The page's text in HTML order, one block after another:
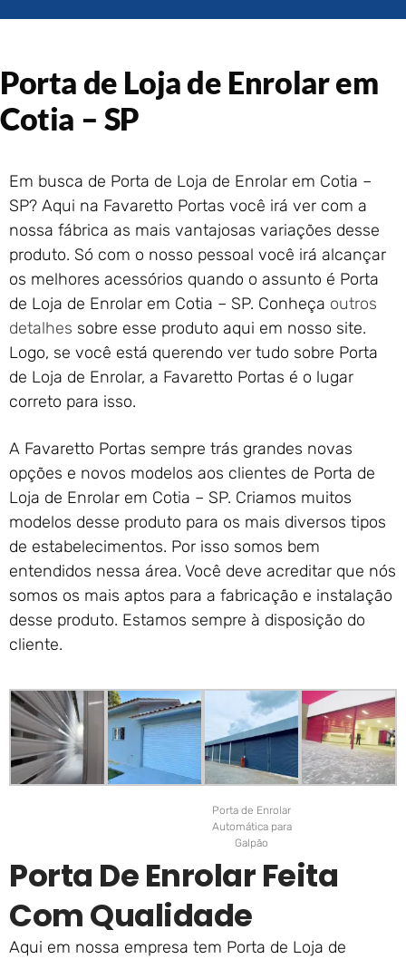
Portão de Garagem de
Enrolar em Queimados – RJ
Enrolar em Paraty – RJ
Portão de Garagem de
Enrolar em Nova Iguaçu – RJ
Portão de Garagem de
Enrolar em Nova Friburgo –
RJ
Porta de Loja de Enrolar em
Cotia – SP
Em busca de Porta de Loja de Enrolar em Cotia –
SP? Aqui na Favaretto Portas você irá ver com a
nossa fábrica as mais vantajosas variações desse
produto. Só com o nosso pessoal você irá alcançar
os melhores acessórios quando o assunto é Porta
de Loja de Enrolar em Cotia – SP. Conheça outros
detalhes sobre esse produto aqui em nosso site.
Logo, se você está querendo ver tudo sobre Porta
de Loja de Enrolar, a Favaretto Portas é o lugar
correto para isso.
A Favaretto Portas sempre trás grandes novas
opções e novos modelos aos clientes de Porta de
Loja de Enrolar em Cotia – SP. Criamos muitos
modelos desse produto para os mais diversos tipos
de estabelecimentos. Por isso somos bem
entendidos nessa área. Você deve acreditar que nós
somos os mais aptos para a fabricação e instalação
desse produto. Estamos sempre à disposição do
cliente.
Porta de Enrolar
Automática para
Galpão
Porta De Enrolar Feita
Com Qualidade
Aqui em nossa empresa tem Porta de Loja de